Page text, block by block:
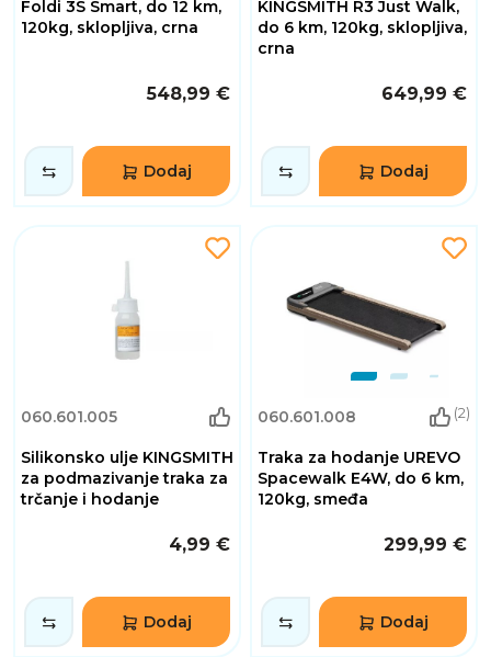
Foldi 3S Smart, do 12 km,
120kg, sklopljiva, crna
548,99 €
Dodaj
KINGSMITH R3 Just Walk,
do 6 km, 120kg, sklopljiva,
crna
649,99 €
Dodaj
060.601.005
Silikonsko ulje KINGSMITH
za podmazivanje traka za
trčanje i hodanje
4,99 €
Dodaj
060.601.008 (2)
Traka za hodanje UREVO
Spacewalk E4W, do 6 km,
120kg, smeđa
299,99 €
Dodaj